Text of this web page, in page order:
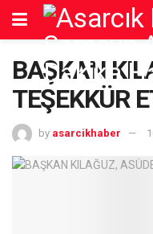
BAŞKAN
TEŞEKKÜR
by asarcikhaber